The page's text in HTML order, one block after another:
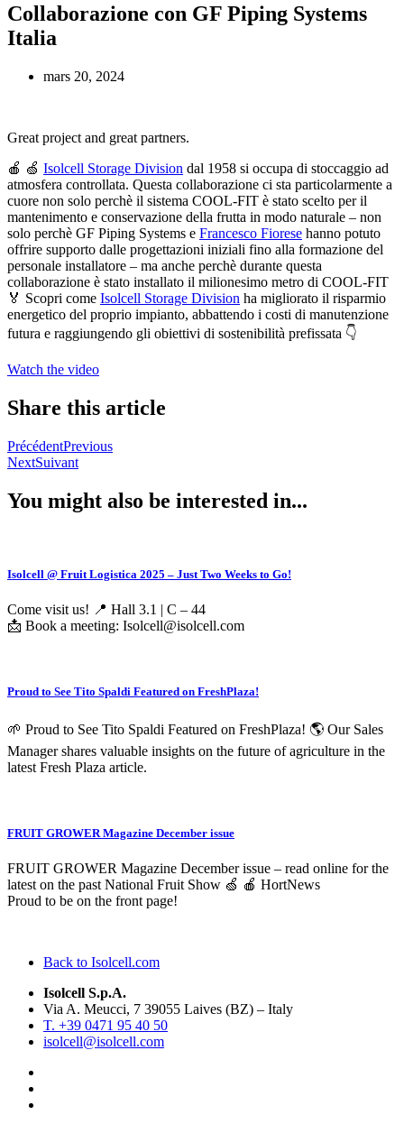
Collaborazione con GF Piping Systems
Italia
mars 20, 2024
Great project and great partners.
🍎 🍏 Isolcell Storage Division dal 1958 si occupa di stoccaggio ad
atmosfera controllata. Questa collaborazione ci sta particolarmente a
cuore non solo perchè il sistema COOL-FIT è stato scelto per il
mantenimento e conservazione della frutta in modo naturale – non
solo perchè GF Piping Systems e Francesco Fiorese hanno potuto
offrire supporto dalle progettazioni iniziali fino alla formazione del
personale installatore – ma anche perchè durante questa
collaborazione è stato installato il milionesimo metro di COOL-FIT
🏅 Scopri come Isolcell Storage Division ha migliorato il risparmio
energetico del proprio impianto, abbattendo i costi di manutenzione
futura e raggiungendo gli obiettivi di sostenibilità prefissata 👇
Watch the video
Share this article
PrécédentPrevious
NextSuivant
You might also be interested in...
Isolcell @ Fruit Logistica 2025 – Just Two Weeks to Go!
Come visit us! 📍 Hall 3.1 | C – 44
📩 Book a meeting: Isolcell@isolcell.com
Proud to See Tito Spaldi Featured on FreshPlaza!
🌱 Proud to See Tito Spaldi Featured on FreshPlaza! 🌎 Our Sales
Manager shares valuable insights on the future of agriculture in the
latest Fresh Plaza article.
FRUIT GROWER Magazine December issue
FRUIT GROWER Magazine December issue – read online for the
latest on the past National Fruit Show 🍏 🍎 HortNews
Proud to be on the front page!
Back to Isolcell.com
Isolcell S.p.A.
Via A. Meucci, 7 39055 Laives (BZ) – Italy
T. +39 0471 95 40 50
isolcell@isolcell.com